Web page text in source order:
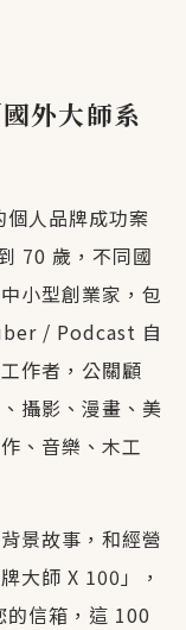
外大師系
人品牌成功案
70 歲，不同國
小型創業家，包
/ Podcast 自
作者，公關顧
攝影、漫畫、美
、音樂、木工
景故事，和經營
大師 X 100」，
信箱，這 100